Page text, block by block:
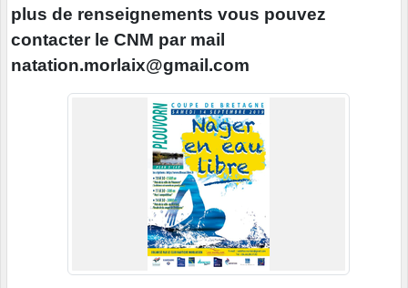
plus de renseignements vous pouvez
contacter le CNM par mail
natation.morlaix@gmail.com